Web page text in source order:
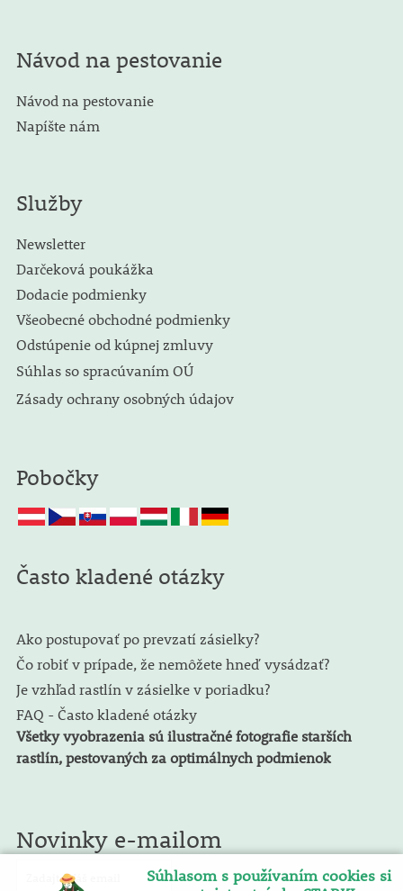
Návod na pestovanie
Návod na pestovanie
Napíšte nám
Služby
Newsletter
Darčeková poukážka
Dodacie podmienky
Všeobecné obchodné podmienky
Odstúpenie od kúpnej zmluvy
Súhlas so spracúvaním OÚ
Zásady ochrany osobných údajov
Pobočky
Často kladené otázky
Ako postupovať po prevzatí zásielky?
Čo robiť v prípade, že nemôžete hneď vysádzať?
Je vzhľad rastlín v zásielke v poriadku?
FAQ - Často kladené otázky
Všetky vyobrazenia sú ilustračné fotografie starších
rastlín, pestovaných za optimálnych podmienok
Novinky e-mailom
Súhlasom s používaním cookies si